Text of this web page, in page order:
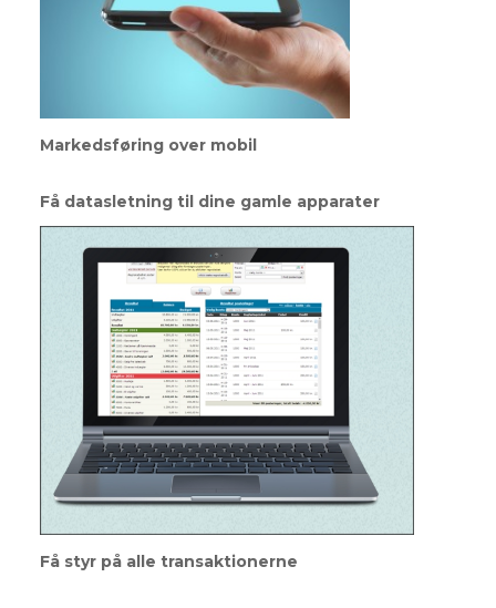
Markedsføring over mobil
Få datasletning til dine gamle apparater
Få styr på alle transaktionerne